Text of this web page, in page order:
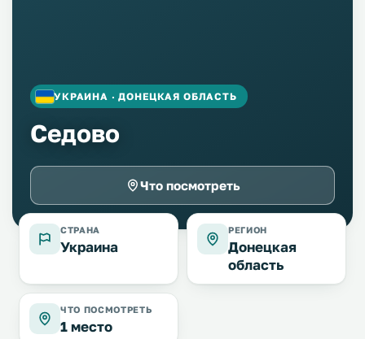
УКРАИНА · ДОНЕЦКАЯ ОБЛАСТЬ
Седово
Что посмотреть
СТРАНА
Украина
РЕГИОН
Донецкая
область
ЧТО ПОСМОТРЕТЬ
1 место